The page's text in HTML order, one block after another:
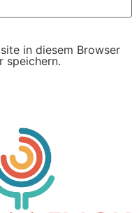
in diesem Browser
speichern.